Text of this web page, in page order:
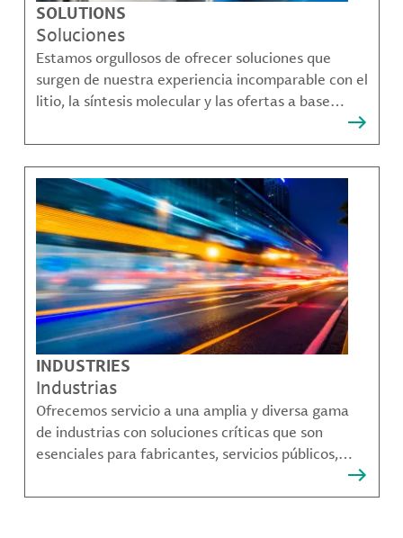
SOLUTIONS
Soluciones
Estamos orgullosos de ofrecer soluciones que
surgen de nuestra experiencia incomparable con el
litio, la síntesis molecular y las ofertas a base
bromo que resuelven muchos de los desafíos más
complejos de nuestros clientes.
INDUSTRIES
Industrias
Ofrecemos servicio a una amplia y diversa gama
de industrias con soluciones críticas que son
esenciales para fabricantes, servicios públicos,
compuestos de materiales y mucho más.